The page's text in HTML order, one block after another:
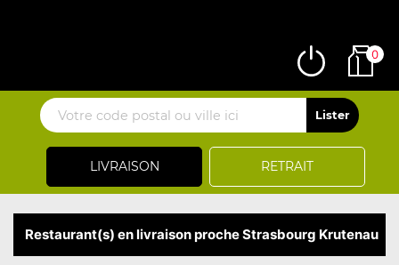
LIVRAISON RETRAIT
0
Restaurant(s) en livraison proche Strasbourg Krutenau